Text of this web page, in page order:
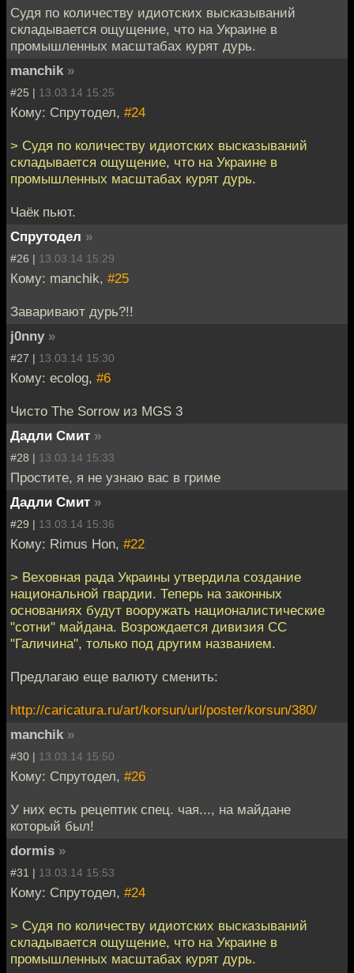
Судя по количеству идиотских высказываний
складывается ощущение, что на Украине в
промышленных масштабах курят дурь.
manchik »
#25 | 13.03.14 15:25
Кому: Спрутодел, #24
> Судя по количеству идиотских высказываний
складывается ощущение, что на Украине в
промышленных масштабах курят дурь.
Чаёк пьют.
Спрутодел »
#26 | 13.03.14 15:29
Кому: manchik, #25
Заваривают дурь?!!
j0nny »
#27 | 13.03.14 15:30
Кому: ecolog, #6
Чисто The Sorrow из MGS 3
Дадли Смит »
#28 | 13.03.14 15:33
Простите, я не узнаю вас в гриме
Дадли Смит »
#29 | 13.03.14 15:36
Кому: Rimus Hon, #22
> Веховная рада Украины утвердила создание
национальной гвардии. Теперь на законных
основаниях будут вооружать националистические
"сотни" майдана. Возрождается дивизия СС
"Галичина", только под другим названием.
Предлагаю еще валюту сменить:
http://caricatura.ru/art/korsun/url/poster/korsun/380/
manchik »
#30 | 13.03.14 15:50
Кому: Спрутодел, #26
У них есть рецептик спец. чая..., на майдане
который был!
dormis »
#31 | 13.03.14 15:53
Кому: Спрутодел, #24
> Судя по количеству идиотских высказываний
складывается ощущение, что на Украине в
промышленных масштабах курят дурь.